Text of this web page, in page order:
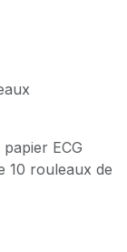
ECG
10 rouleaux de